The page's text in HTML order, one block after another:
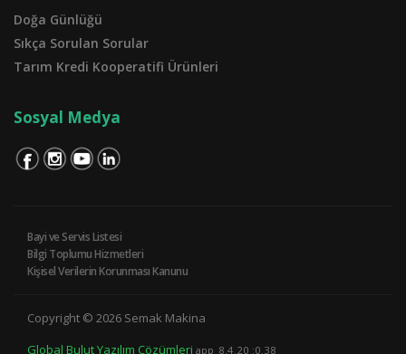
Doğa Günlüğü
Sıkça Sorulan Sorular
Tarım Kredi Kooperatifi Ürünleri
Sosyal Medya
Bayi ve Servis Listesi
Bilgi Toplumu Hizmetleri
Kişisel Verilerin Korunması Kanunu
Copyright © 2026 Semak Makina
Global Bulut Yazılım Çözümleri app_8.4.20 :0.38